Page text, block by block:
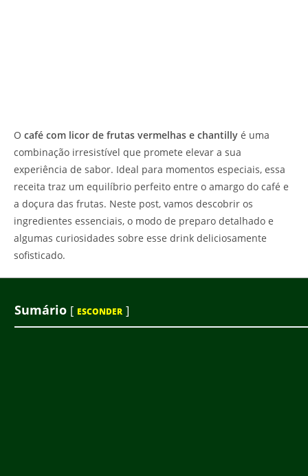
O café com licor de frutas vermelhas e chantilly é uma
combinação irresistível que promete elevar a sua
experiência de sabor. Ideal para momentos especiais, essa
receita traz um equilíbrio perfeito entre o amargo do café e
a doçura das frutas. Neste post, vamos descobrir os
ingredientes essenciais, o modo de preparo detalhado e
algumas curiosidades sobre esse drink deliciosamente
sofisticado.
Sumário [ ESCONDER ]